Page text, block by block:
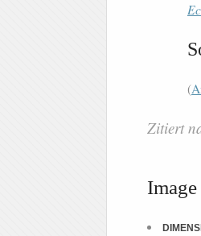
(
Zitiert